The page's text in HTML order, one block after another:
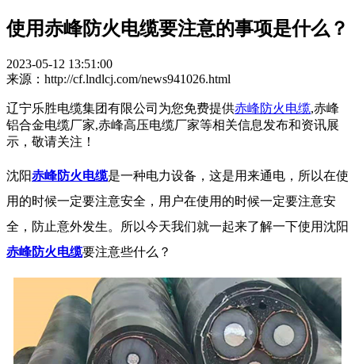
使用赤峰防火电缆要注意的事项是什么？
2023-05-12 13:51:00
来源：http://cf.lndlcj.com/news941026.html
辽宁乐胜电缆集团有限公司为您免费提供赤峰防火电缆,赤峰
铝合金电缆厂家,赤峰高压电缆厂家等相关信息发布和资讯展
示，敬请关注！
沈阳赤峰防火电缆是一种电力设备，这是用来通电，所以在使
用的时候一定要注意安全，用户在使用的时候一定要注意安
全，防止意外发生。所以今天我们就一起来了解一下使用沈阳
赤峰防火电缆要注意些什么？